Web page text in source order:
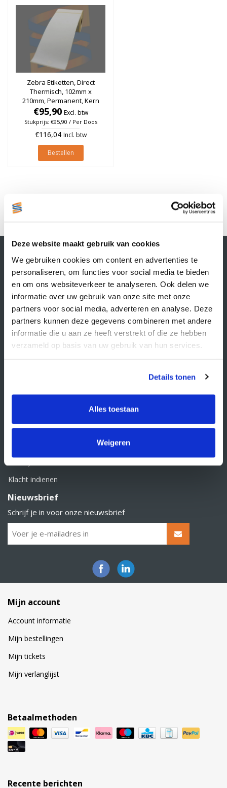
Deze website maakt gebruik van cookies
We gebruiken cookies om content en advertenties te
personaliseren, om functies voor social media te bieden
en om ons websiteverkeer te analyseren. Ook delen we
informatie over uw gebruik van onze site met onze
partners voor social media, adverteren en analyse. Deze
partners kunnen deze gegevens combineren met andere
informatie die u aan ze heeft verstrekt of die ze hebben
verzameld op basis van uw gebruik van hun services.
Details tonen
Alles toestaan
Weigeren
Zebra Etiketten, Direct
Thermisch, 102mm x
210mm, Permanent, Kern
25mm, rol à 210 stuks (Per
doos)
€95,90 Excl. btw
Stukprijs: €95,90 / Per Doos
€116,04 Incl. btw
Bestellen
1
Contactgegevens
Supply Service B.V.
Nijverheidsstraat 25-K
3861 RJ Nijkerk
info@supplyservice.nl
+31 33 468 13 42
KvK nummer: 66384737
Retourbeleid
Klacht indienen
Nieuwsbrief
Schrijf je in voor onze nieuwsbrief
Mijn account
Account informatie
Mijn bestellingen
Mijn tickets
Mijn verlanglijst
Betaalmethoden
Recente berichten